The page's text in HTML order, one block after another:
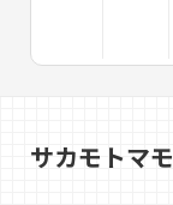
サカモトマ